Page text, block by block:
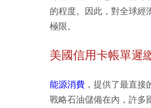
的程度。因此，對全球經
極限。
美國信用卡帳單遲
能源消費 ，提供了最直
戰略石油儲備在內，許多